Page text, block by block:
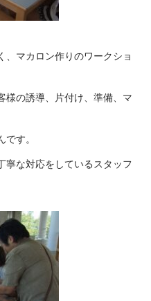
、マカロン作りのワークショ
様の誘導、片付け、準備、マ
す。
寧な対応をしているスタッフ